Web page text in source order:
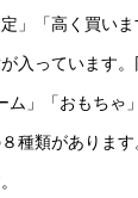
」「高く買い
入っています
ム」「おもちゃ
種類があります